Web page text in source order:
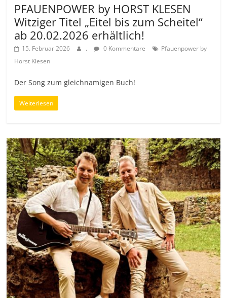
PFAUENPOWER by HORST KLESEN
Witziger Titel „Eitel bis zum Scheitel“
ab 20.02.2026 erhältlich!
15. Februar 2026 . 0 Kommentare
Pfauenpower by
Horst Klesen
Der Song zum gleichnamigen Buch!
Weiterlesen